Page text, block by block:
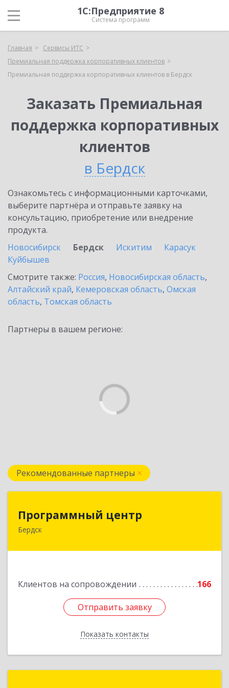
1С:Предприятие 8
Система программ
Главная
Сервисы ИТС
Премиальная поддержка корпоративных клиентов
Премиальная поддержка корпоративных клиентов в Бердск
Заказать Премиальная
поддержка корпоративных
клиентов
в Бердск
Ознакомьтесь с информационными карточками,
выберите партнёра и отправьте заявку на
консультацию, приобретение или внедрение
продукта.
Новосибирск
Бердск Искитим
Карасук
Куйбышев
Смотрите также: Россия, Новосибирская область,
Алтайский край, Кемеровская область, Омская
область, Томская область
Партнеры в вашем регионе:
Рекомендованные партнеры
Программный центр
Бердск
Клиентов на сопровождении 166
Отправить заявку
Показать контакты
Программный центр
Отправить заявку
Назад